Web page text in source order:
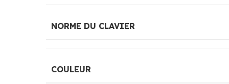
NORME DU CLAVIER
COULEUR